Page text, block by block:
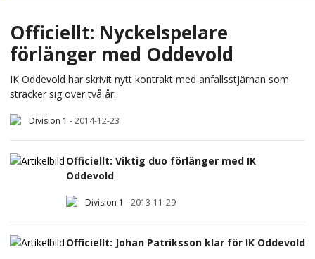
Officiellt: Nyckelspelare
förlänger med Oddevold
IK Oddevold har skrivit nytt kontrakt med anfallsstjärnan som
sträcker sig över två år.
Division 1 -2014-12-23
Officiellt: Viktig duo förlänger med IK
Oddevold
Division 1 -2013-11-29
Officiellt: Johan Patriksson klar för IK Oddevold